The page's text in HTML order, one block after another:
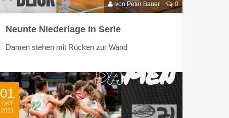
von Peter Bauer 0
Neunte Niederlage in Serie
Damen stehen mit Rücken zur Wand
01
OKT
2023